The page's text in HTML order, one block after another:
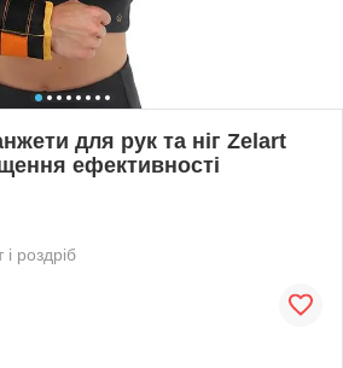
для рук та ніг Zelart
ефективності
роздріб